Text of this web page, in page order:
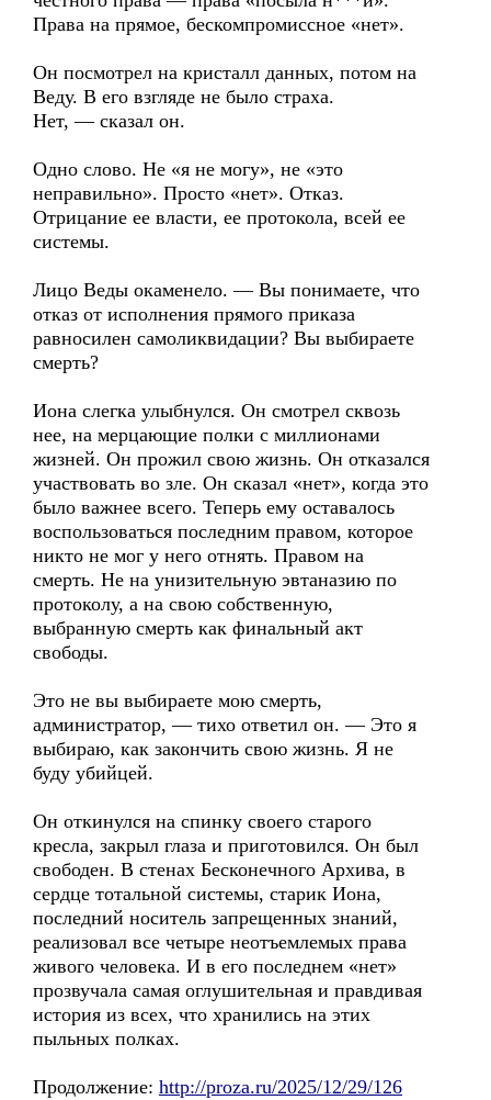
Права на прямое, бескомпромиссное «нет».
Он посмотрел на кристалл данных, потом на
Веду. В его взгляде не было страха.
Нет, — сказал он.
Одно слово. Не «я не могу», не «это
неправильно». Просто «нет». Отказ.
Отрицание ее власти, ее протокола, всей ее
системы.
Лицо Веды окаменело. — Вы понимаете, что
отказ от исполнения прямого приказа
равносилен самоликвидации? Вы выбираете
смерть?
Иона слегка улыбнулся. Он смотрел сквозь
нее, на мерцающие полки с миллионами
жизней. Он прожил свою жизнь. Он отказался
участвовать во зле. Он сказал «нет», когда это
было важнее всего. Теперь ему оставалось
воспользоваться последним правом, которое
никто не мог у него отнять. Правом на
смерть. Не на унизительную эвтаназию по
протоколу, а на свою собственную,
выбранную смерть как финальный акт
свободы.
Это не вы выбираете мою смерть,
администратор, — тихо ответил он. — Это я
выбираю, как закончить свою жизнь. Я не
буду убийцей.
Он откинулся на спинку своего старого
кресла, закрыл глаза и приготовился. Он был
свободен. В стенах Бесконечного Архива, в
сердце тотальной системы, старик Иона,
последний носитель запрещенных знаний,
реализовал все четыре неотъемлемых права
живого человека. И в его последнем «нет»
прозвучала самая оглушительная и правдивая
история из всех, что хранились на этих
пыльных полках.
Продолжение: http://proza.ru/2025/12/29/126